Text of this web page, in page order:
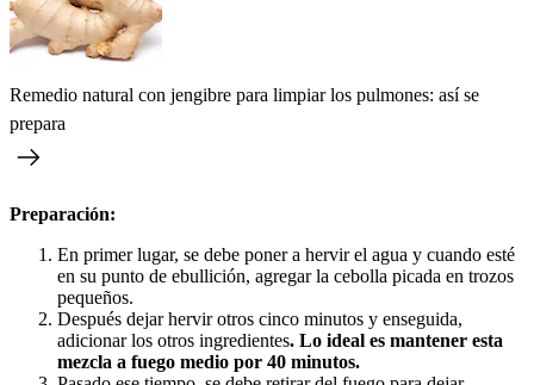
Remedio natural con jengibre para limpiar los pulmones: así se
prepara
Preparación:
En primer lugar, se debe poner a hervir el agua y cuando esté
en su punto de ebullición, agregar la cebolla picada en trozos
pequeños.
Después dejar hervir otros cinco minutos y enseguida,
adicionar los otros ingredientes. Lo ideal es mantener esta
mezcla a fuego medio por 40 minutos.